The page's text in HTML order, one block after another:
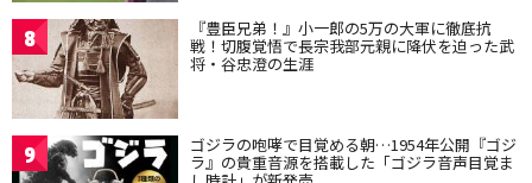
8 『豊臣兄弟！』小一郎の5万の大軍に徹底抗
戦！切腹覚悟で長宗我部元親に降伏を迫った武
将・谷忠澄の生涯
9 ゴジラの咆哮で目覚める朝…1954年公開『ゴジ
ラ』の貴重音源を搭載した「ゴジラ音声目覚ま